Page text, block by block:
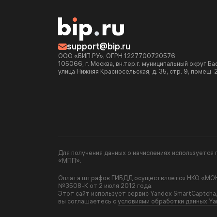
support@bip.ru
ООО «БИП.РУ», ОГРН 1227700720576.
105066, г. Москва, вн.тер.г. муниципальный округ
улица Нижняя Красносельская, д. 35, стр. 9, помещ.
Для получения данных о начислениях
«МПП».
Оплата штрафов ГИБДД осуществляется НКО
№3508-К от 2 июля 2012 года.
Этот сайт использует сервис Yandex
вы соглашаетесь сусловиями обработки данных